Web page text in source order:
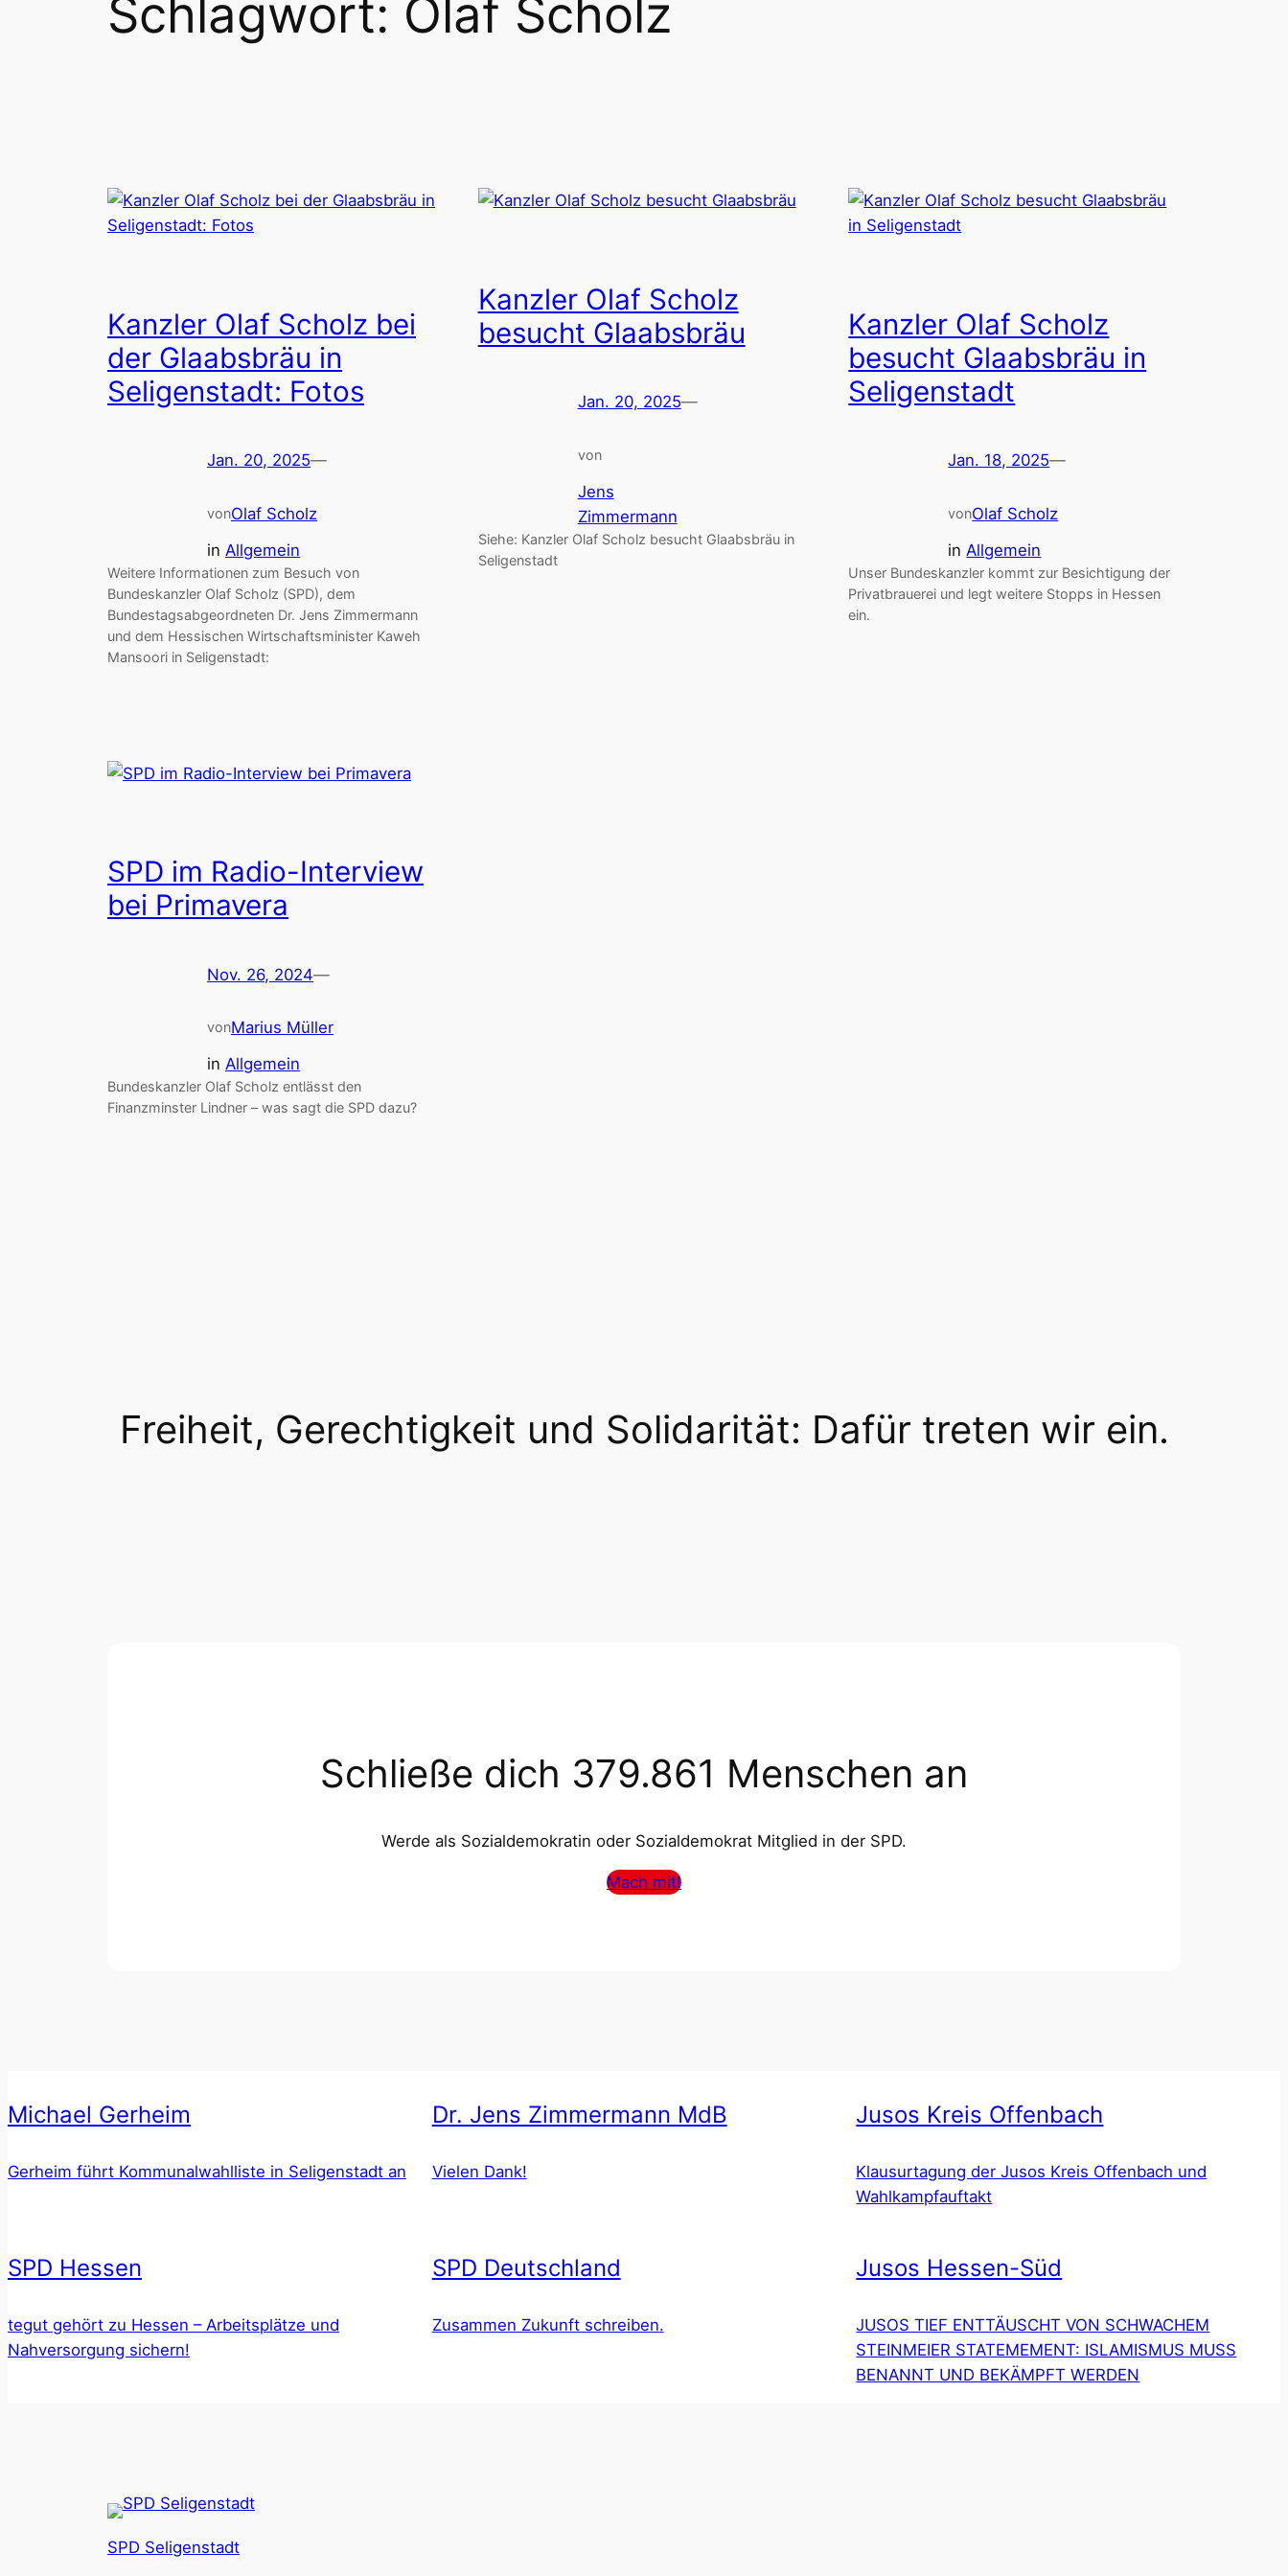
Schlagwort: Olaf Scholz
Kanzler Olaf Scholz bei
der Glaabsbräu in
Seligenstadt: Fotos
Jan. 20, 2025—
vonOlaf Scholz
in Allgemein
Weitere Informationen zum Besuch von
Bundeskanzler Olaf Scholz (SPD), dem
Bundestagsabgeordneten Dr. Jens Zimmermann
und dem Hessischen Wirtschaftsminister Kaweh
Mansoori in Seligenstadt:
Kanzler Olaf Scholz
besucht Glaabsbräu
Jan. 20, 2025—
von
Jens
Zimmermann
Siehe: Kanzler Olaf Scholz besucht Glaabsbräu in
Seligenstadt
Kanzler Olaf Scholz
besucht Glaabsbräu in
Seligenstadt
Jan. 18, 2025—
vonOlaf Scholz
in Allgemein
Unser Bundeskanzler kommt zur Besichtigung der
Privatbrauerei und legt weitere Stopps in Hessen
ein.
SPD im Radio-Interview
bei Primavera
Nov. 26, 2024—
vonMarius Müller
in Allgemein
Bundeskanzler Olaf Scholz entlässt den
Finanzminster Lindner – was sagt die SPD dazu?
Freiheit, Gerechtigkeit und Solidarität: Dafür treten wir ein.
Schließe dich 379.861 Menschen an
Werde als Sozialdemokratin oder Sozialdemokrat Mitglied in der SPD.
Mach mit!
Michael Gerheim
Gerheim führt Kommunalwahlliste in Seligenstadt an
Dr. Jens Zimmermann MdB
Vielen Dank!
Jusos Kreis Offenbach
Klausurtagung der Jusos Kreis Offenbach und
Wahlkampfauftakt
SPD Hessen
tegut gehört zu Hessen – Arbeitsplätze und
Nahversorgung sichern!
SPD Deutschland
Zusammen Zukunft schreiben.
Jusos Hessen-Süd
JUSOS TIEF ENTTÄUSCHT VON SCHWACHEM
STEINMEIER STATEMEMENT: ISLAMISMUS MUSS
BENANNT UND BEKÄMPFT WERDEN
SPD Seligenstadt